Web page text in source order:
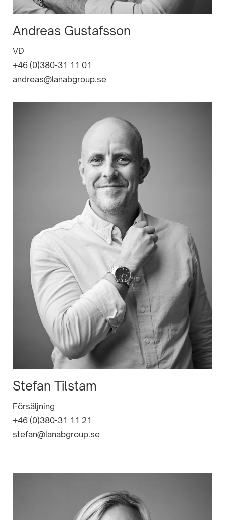
Andreas Gustafsson
VD
+46 (0)380-31 11 01
andreas@lanabgroup.se
Stefan Tilstam
Försäljning
+46 (0)380-31 11 21
stefan@lanabgroup.se